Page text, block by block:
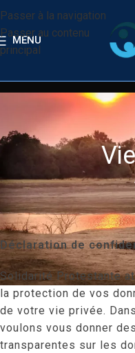
Passer à la navigation
Passer au contenu
principal
MENU
Déclaration de
Solidarité Protestante
la protection de vos
de votre vie privée.
voulons vous donner
transparentes sur les